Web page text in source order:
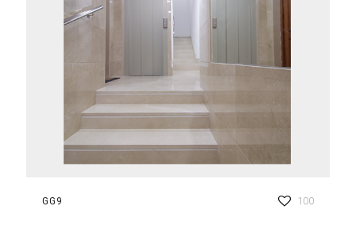
GG9 100